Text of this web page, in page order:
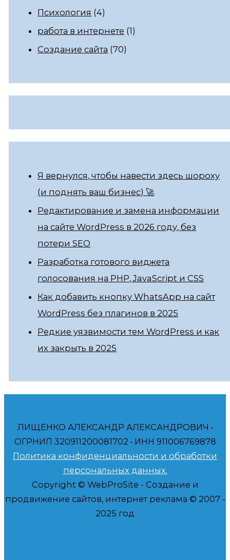
Психология (4)
работа в интернете (1)
Создание сайта (70)
Я вернулся, чтобы навести здесь шороху
(и поднять ваш бизнес) 🚀
Редактирование и замена информации
на сайте WordPress в 2026 году, без
потери SEO
Разработка готового виджета
голосования на PHP, JavaScript и CSS
Как добавить кнопку WhatsApp на сайт
WordPress без плагинов в 2025
Редкие уязвимости тем WordPress и как
их закрыть в 2025
ЛИЩЕНКО АЛЕКСАНДР АЛЕКСАНДРОВИЧ •
ОГРНИП 320911200081702 • ИНН 911006769878
Политика конфиденциальности и обработки
персональных данных.
Copyright © WebProSite - Создание и
продвижение сайтов, интернет реклама © 2007 -
2025 год